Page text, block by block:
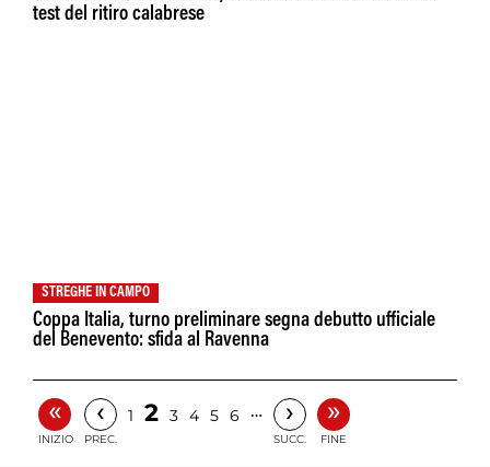
test del ritiro calabrese
STREGHE IN CAMPO
Coppa Italia, turno preliminare segna debutto ufficiale
del Benevento: sfida al Ravenna
«
INIZIO
‹
PREC.
1 2 3 4 5 6 … ›
SUCC.
»
FINE